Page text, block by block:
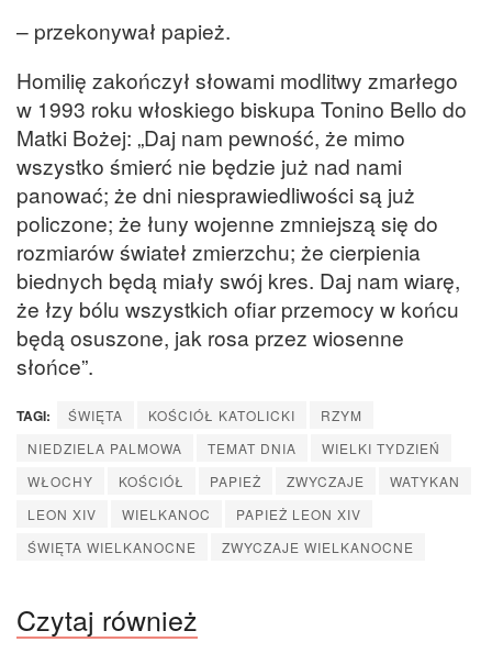
– przekonywał papież.
Homilię zakończył słowami modlitwy zmarłego
w 1993 roku włoskiego biskupa Tonino Bello do
Matki Bożej: „Daj nam pewność, że mimo
wszystko śmierć nie będzie już nad nami
panować; że dni niesprawiedliwości są już
policzone; że łuny wojenne zmniejszą się do
rozmiarów świateł zmierzchu; że cierpienia
biednych będą miały swój kres. Daj nam wiarę,
że łzy bólu wszystkich ofiar przemocy w końcu
będą osuszone, jak rosa przez wiosenne
słońce”.
TAGI: ŚWIĘTA KOŚCIÓŁ KATOLICKI
RZYM
NIEDZIELA PALMOWA
TEMAT DNIA
WIELKI TYDZIEŃ
WŁOCHY
KOŚCIÓŁ PAPIEŻ ZWYCZAJE
WATYKAN
LEON XIV
WIELKANOC
PAPIEŻ LEON XIV
ŚWIĘTA WIELKANOCNE
ZWYCZAJE WIELKANOCNE
Czytaj również